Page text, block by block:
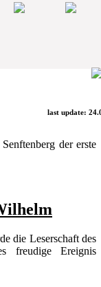
last update:
der erste
die Leserschaft des
freudige Ereignis